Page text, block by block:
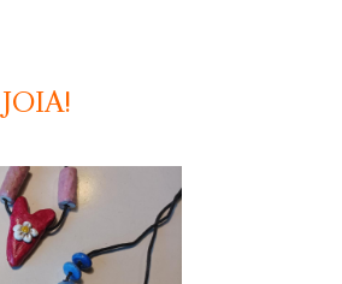
visita guiada a l'exposició "vers
en el marc de la setmana